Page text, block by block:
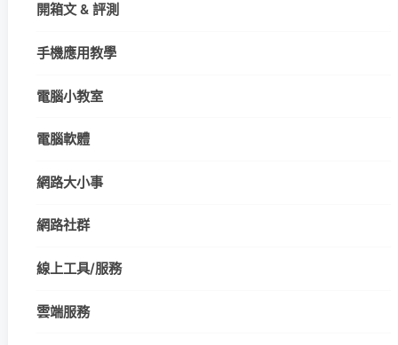
開箱文 & 評測
手機應用教學
電腦小教室
電腦軟體
網路大小事
網路社群
線上工具/服務
雲端服務